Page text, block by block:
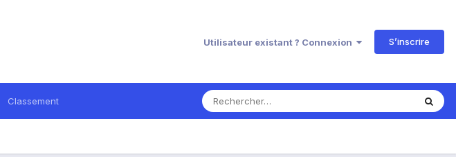
Utilisateur existant ? Connexion S’inscrire
Classement